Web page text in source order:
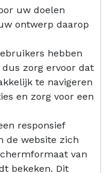
uw doelen
ontwerp daarop
hebben
zorg ervoor dat
te navigeren
en zorg voor een
responsief
de website zich
van
bekeken. Dit